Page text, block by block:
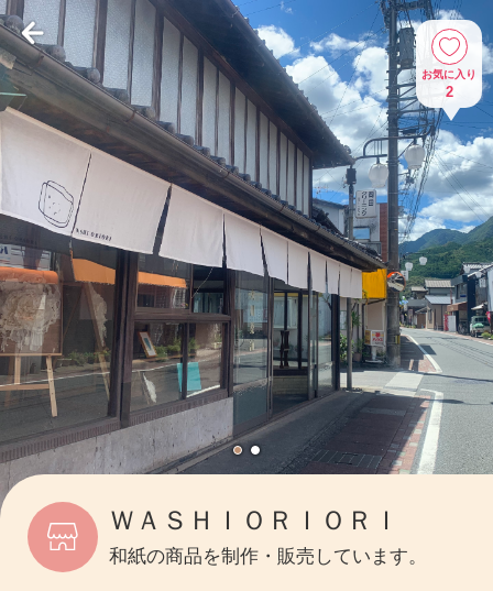
お気に入り
2
ＷＡＳＨＩＯＲＩＯＲＩ
和紙の商品を制作・販売しています。